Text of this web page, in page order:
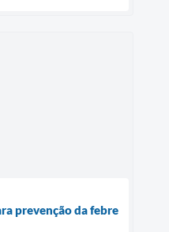
prevenção da febre